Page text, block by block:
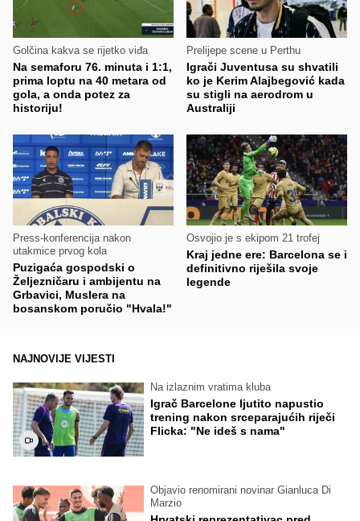
Golčina kakva se rijetko viđa
Na semaforu 76. minuta i 1:1,
prima loptu na 40 metara od
gola, a onda potez za
historiju!
Prelijepe scene u Perthu
Igrači Juventusa su shvatili
ko je Kerim Alajbegović kada
su stigli na aerodrom u
Australiji
Press-konferencija nakon
utakmice prvog kola
Puzigaća gospodski o
Željezničaru i ambijentu na
Grbavici, Muslera na
bosanskom poručio "Hvala!"
Osvojio je s ekipom 21 trofej
Kraj jedne ere: Barcelona se i
definitivno riješila svoje
legende
NAJNOVIJE VIJESTI
Na izlaznim vratima kluba
Igrač Barcelone ljutito napustio
trening nakon srceparajućih riječi
Flicka: "Ne ideš s nama"
Objavio renomirani novinar Gianluca Di
Marzio